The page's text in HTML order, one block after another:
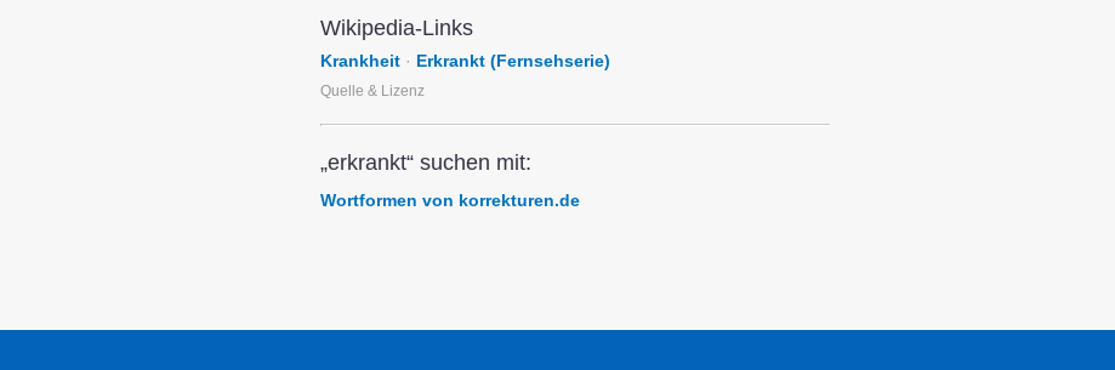
Wikipedia-Links
Krankheit · Erkrankt (Fernsehserie)
Quelle & Lizenz
„erkrankt“ suchen mit:
Wortformen von korrekturen.de